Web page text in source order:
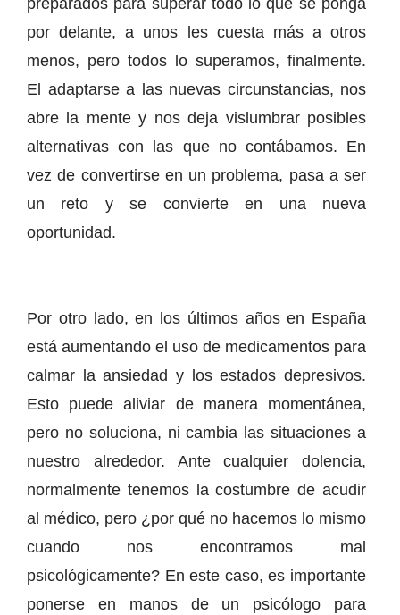
preparados para superar todo lo que se ponga
por delante, a unos les cuesta más a otros
menos, pero todos lo superamos, finalmente.
El adaptarse a las nuevas circunstancias, nos
abre la mente y nos deja vislumbrar posibles
alternativas con las que no contábamos. En
vez de convertirse en un problema, pasa a ser
un reto y se convierte en una nueva
oportunidad.
Por otro lado, en los últimos años en España
está aumentando el uso de medicamentos para
calmar la ansiedad y los estados depresivos.
Esto puede aliviar de manera momentánea,
pero no soluciona, ni cambia las situaciones a
nuestro alrededor. Ante cualquier dolencia,
normalmente tenemos la costumbre de acudir
al médico, pero ¿por qué no hacemos lo mismo
cuando nos encontramos mal
psicológicamente? En este caso, es importante
ponerse en manos de un psicólogo para